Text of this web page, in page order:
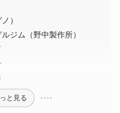
）
ジム（野中製作所）
と見る